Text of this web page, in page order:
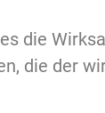
die
die der